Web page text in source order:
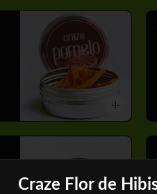
Craze Flor de